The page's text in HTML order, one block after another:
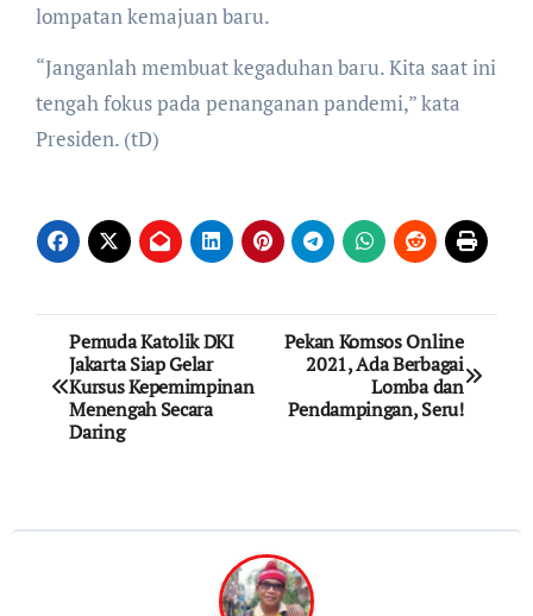
lompatan kemajuan baru.
“Janganlah membuat kegaduhan baru. Kita saat ini
tengah fokus pada penanganan pandemi,” kata
Presiden. (tD)
Post
navigation
Pemuda Katolik DKI
Jakarta Siap Gelar
Kursus Kepemimpinan
Menengah Secara
Daring
Pekan Komsos Online
2021, Ada Berbagai
Lomba dan
Pendampingan, Seru!